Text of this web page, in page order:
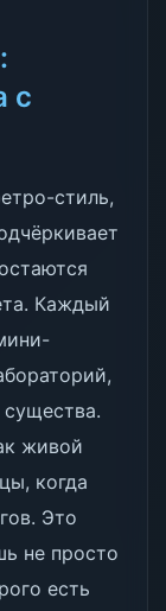
с
стиль,
Каждый
живой
когда
Это
не просто
есть